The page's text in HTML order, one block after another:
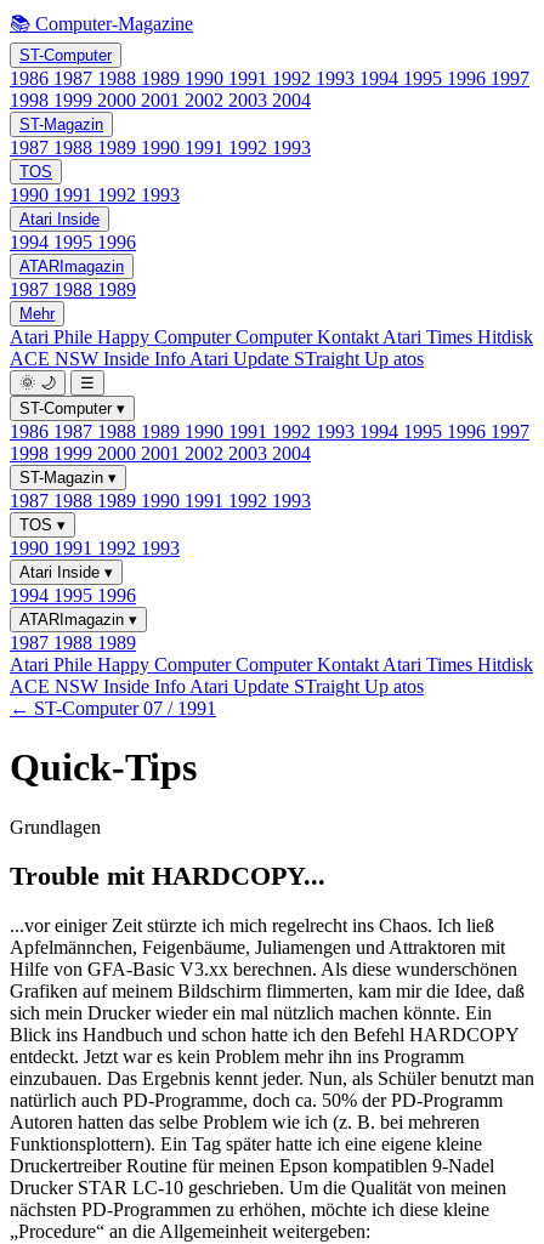
📚 Computer-Magazine
ST-Computer
1986 1987 1988 1989 1990 1991 1992 1993 1994 1995 1996 1997
1998 1999 2000 2001 2002 2003 2004
ST-Magazin
1987 1988 1989 1990 1991 1992 1993
TOS
1990 1991 1992 1993
Atari Inside
1994 1995 1996
ATARImagazin
1987 1988 1989
Mehr
Atari Phile Happy ComputerComputer Kontakt Atari Times Hitdisk
ACE NSW Inside Info Atari Update STraight Up atos
🌞 🌙
☰
ST-Computer ▾
1986 1987 1988 1989 1990 1991 1992 1993 1994 1995 1996 1997
1998 1999 2000 2001 2002 2003 2004
ST-Magazin ▾
1987 1988 1989 1990 1991 1992 1993
TOS ▾
1990 1991 1992 1993
Atari Inside ▾
1994 1995 1996
ATARImagazin ▾
1987 1988 1989
Atari Phile Happy ComputerComputer Kontakt Atari Times Hitdisk
ACE NSW Inside Info Atari Update STraight Up atos
← ST-Computer 07 / 1991
Quick-Tips
Grundlagen
Trouble mit HARDCOPY...
...vor einiger Zeit stürzte ich mich regelrecht ins Chaos. Ich ließ
Apfelmännchen, Feigenbäume, Juliamengen und Attraktoren mit
Hilfe von GFA-Basic V3.xx berechnen. Als diese wunderschönen
Grafiken auf meinem Bildschirm flimmerten, kam mir die Idee, daß
sich mein Drucker wieder ein mal nützlich machen könnte. Ein
Blick ins Handbuch und schon hatte ich den Befehl HARDCOPY
entdeckt. Jetzt war es kein Problem mehr ihn ins Programm
einzubauen. Das Ergebnis kennt jeder. Nun, als Schüler benutzt man
natürlich auch PD-Programme, doch ca. 50% der PD-Programm
Autoren hatten das selbe Problem wie ich (z. B. bei mehreren
Funktionsplottern). Ein Tag später hatte ich eine eigene kleine
Druckertreiber Routine für meinen Epson kompatiblen 9-Nadel
Drucker STAR LC-10 geschrieben. Um die Qualität von meinen
nächsten PD-Programmen zu erhöhen, möchte ich diese kleine
„Procedure“ an die Allgemeinheit weitergeben: